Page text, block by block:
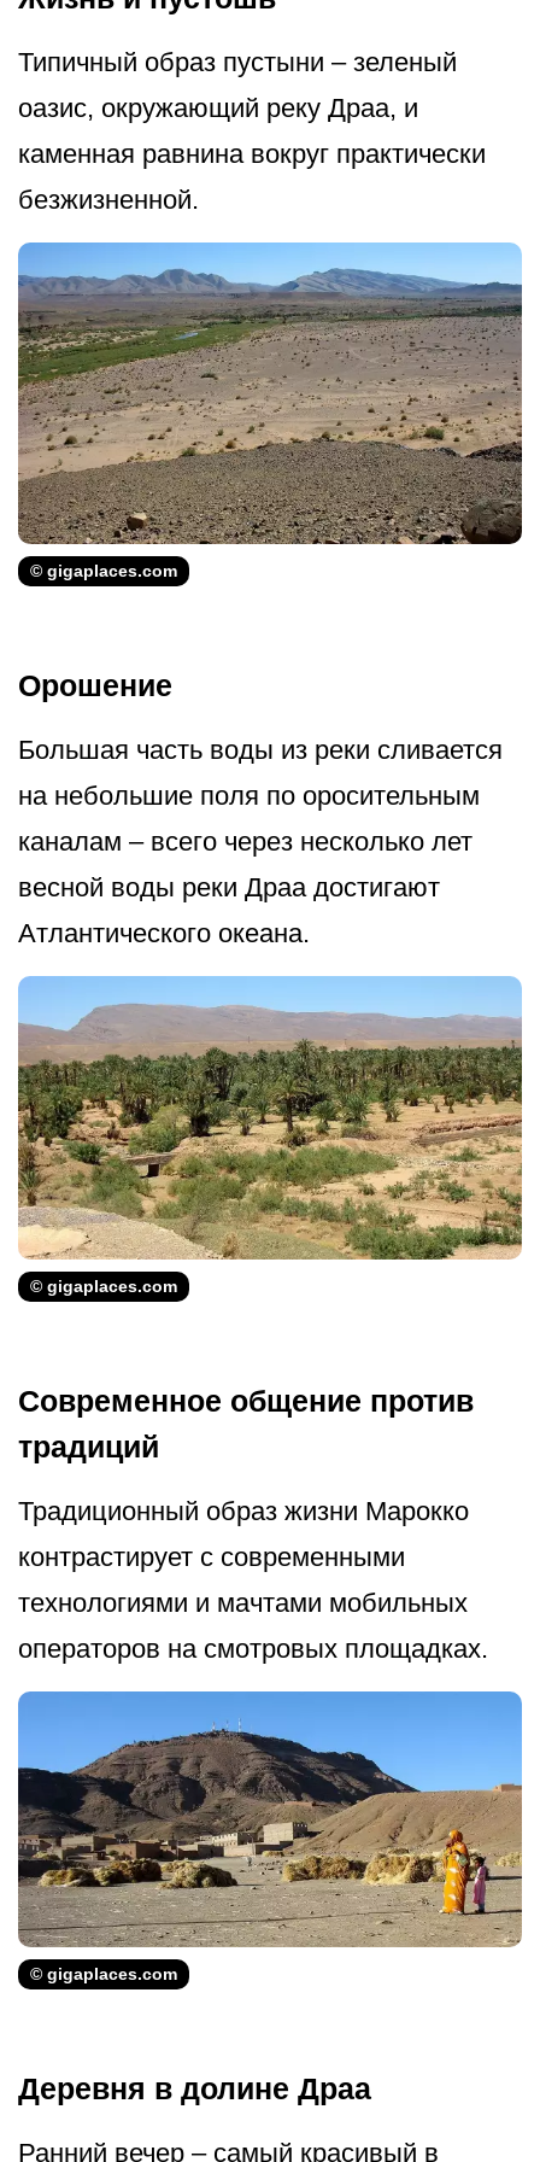
Типичный образ пустыни – зеленый
оазис, окружающий реку Драа, и
каменная равнина вокруг практически
безжизненной.
© gigaplaces.com
Орошение
Большая часть воды из реки сливается
на небольшие поля по оросительным
каналам – всего через несколько лет
весной воды реки Драа достигают
Атлантического океана.
© gigaplaces.com
Современное общение против
традиций
Традиционный образ жизни Марокко
контрастирует с современными
технологиями и мачтами мобильных
операторов на смотровых площадках.
© gigaplaces.com
Деревня в долине Драа
Ранний вечер – самый красивый в